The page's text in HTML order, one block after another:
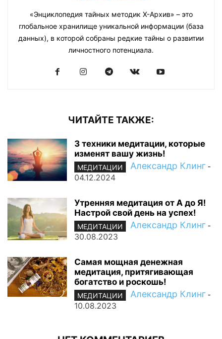
«Энциклопедия тайных методик Х-Архив» – это
глобальное хранилище уникальной информации (база
данных), в которой собраны редкие тайны о развитии
личностного потенциала.
ЧИТАЙТЕ ТАКЖЕ:
3 техники медитации, которые
изменят вашу жизнь!
МЕДИТАЦИИ Александр Клинг -
04.12.2024
Утренняя медитация от А до Я!
Настрой свой день на успех!
МЕДИТАЦИИ Александр Клинг -
30.08.2023
Самая мощная денежная
медитация, притягивающая
богатство и роскошь!
МЕДИТАЦИИ Александр Клинг -
10.08.2023